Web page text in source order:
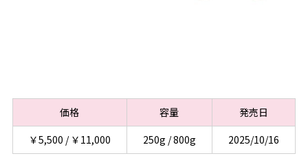
価格 容量
発売日
￥5,500 / ￥11,000
250g / 800g 2025/10/16